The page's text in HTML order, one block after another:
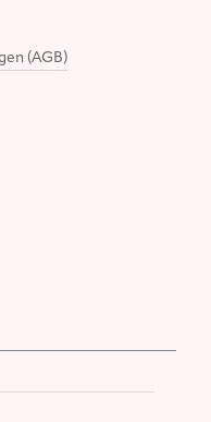
(AGB)